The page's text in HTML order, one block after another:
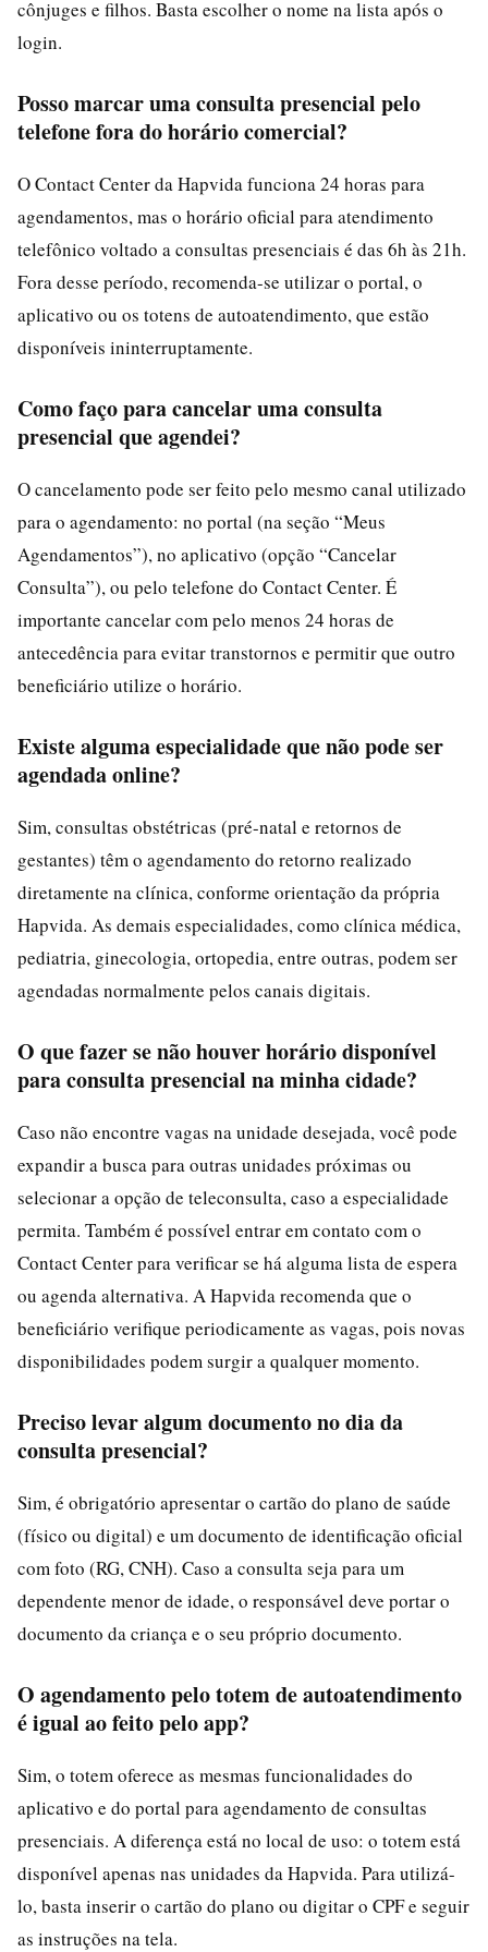
cônjuges e filhos. Basta escolher o nome na lista após o
login.
Posso marcar uma consulta presencial pelo
telefone fora do horário comercial?
O Contact Center da Hapvida funciona 24 horas para
agendamentos, mas o horário oficial para atendimento
telefônico voltado a consultas presenciais é das 6h às 21h.
Fora desse período, recomenda-se utilizar o portal, o
aplicativo ou os totens de autoatendimento, que estão
disponíveis ininterruptamente.
Como faço para cancelar uma consulta
presencial que agendei?
O cancelamento pode ser feito pelo mesmo canal utilizado
para o agendamento: no portal (na seção “Meus
Agendamentos”), no aplicativo (opção “Cancelar
Consulta”), ou pelo telefone do Contact Center. É
importante cancelar com pelo menos 24 horas de
antecedência para evitar transtornos e permitir que outro
beneficiário utilize o horário.
Existe alguma especialidade que não pode ser
agendada online?
Sim, consultas obstétricas (pré-natal e retornos de
gestantes) têm o agendamento do retorno realizado
diretamente na clínica, conforme orientação da própria
Hapvida. As demais especialidades, como clínica médica,
pediatria, ginecologia, ortopedia, entre outras, podem ser
agendadas normalmente pelos canais digitais.
O que fazer se não houver horário disponível
para consulta presencial na minha cidade?
Caso não encontre vagas na unidade desejada, você pode
expandir a busca para outras unidades próximas ou
selecionar a opção de teleconsulta, caso a especialidade
permita. Também é possível entrar em contato com o
Contact Center para verificar se há alguma lista de espera
ou agenda alternativa. A Hapvida recomenda que o
beneficiário verifique periodicamente as vagas, pois novas
disponibilidades podem surgir a qualquer momento.
Preciso levar algum documento no dia da
consulta presencial?
Sim, é obrigatório apresentar o cartão do plano de saúde
(físico ou digital) e um documento de identificação oficial
com foto (RG, CNH). Caso a consulta seja para um
dependente menor de idade, o responsável deve portar o
documento da criança e o seu próprio documento.
O agendamento pelo totem de autoatendimento
é igual ao feito pelo app?
Sim, o totem oferece as mesmas funcionalidades do
aplicativo e do portal para agendamento de consultas
presenciais. A diferença está no local de uso: o totem está
disponível apenas nas unidades da Hapvida. Para utilizá-
lo, basta inserir o cartão do plano ou digitar o CPF e seguir
as instruções na tela.